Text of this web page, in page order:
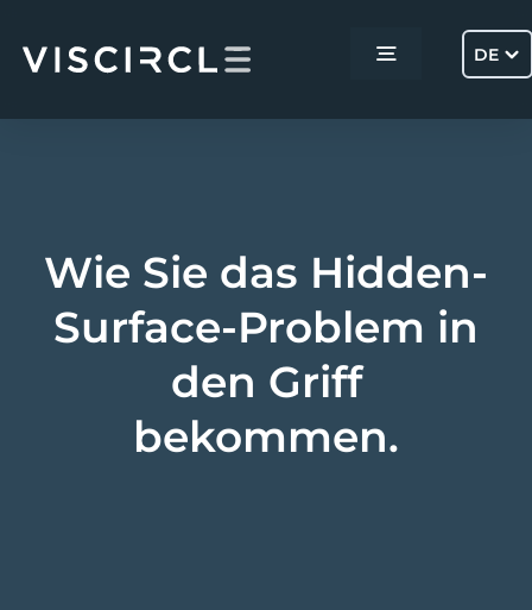
Toggle
Projekte
DE
Wie Sie das Hidden-
Surface-Problem in
den Griff
bekommen.